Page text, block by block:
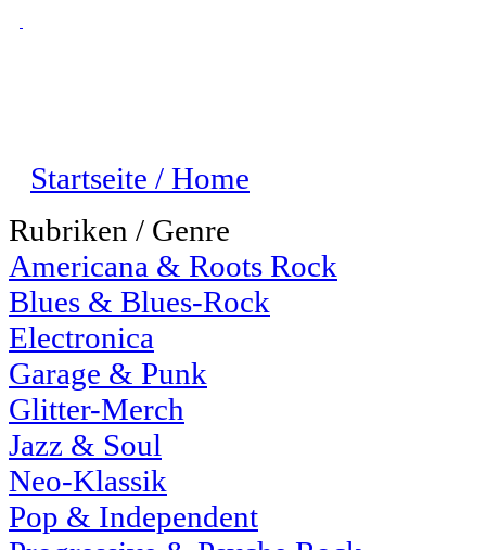
Startseite / Home
Rubriken / Genre
Americana & Roots Rock
Blues & Blues-Rock
Electronica
Garage & Punk
Glitter-Merch
Jazz & Soul
Neo-Klassik
Pop & Independent